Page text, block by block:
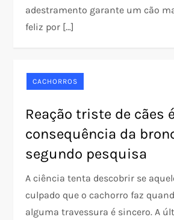
adestramento garante um cão
feliz por […]
CACHORROS
Reação triste de cães é
consequência da
segundo pesquisa
A ciência tenta descobrir se
culpado que o cachorro faz
alguma travessura é sincero. A